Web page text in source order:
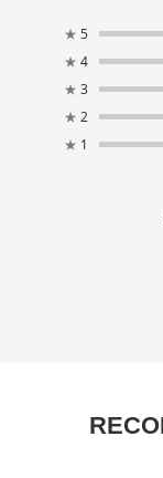
★ 5
★ 4
★ 3
★ 2
★ 1